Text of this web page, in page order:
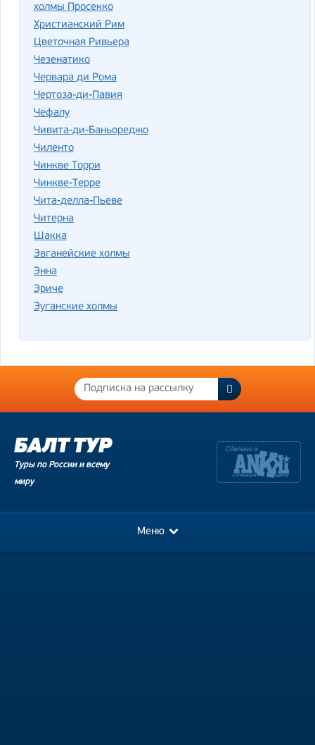
холмы Просекко
Христианский Рим
Цветочная Ривьера
Чезенатико
Червара ди Рома
Чертоза-ди-Павия
Чефалу
Чивита-ди-Баньореджо
Чиленто
Чинкве Торри
Чинкве-Терре
Чита-делла-Пьеве
Читерна
Шакка
Эвганейские холмы
Энна
Эриче
Эуганские холмы
Туры по России и всему
миру
Меню